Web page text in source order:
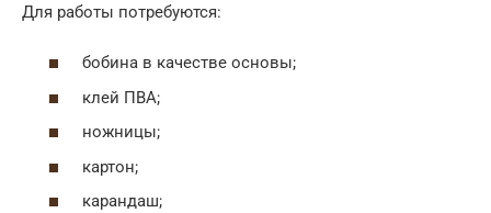
Для работы потребуются:
бобина в качестве основы;
клей ПВА;
ножницы;
картон;
карандаш;